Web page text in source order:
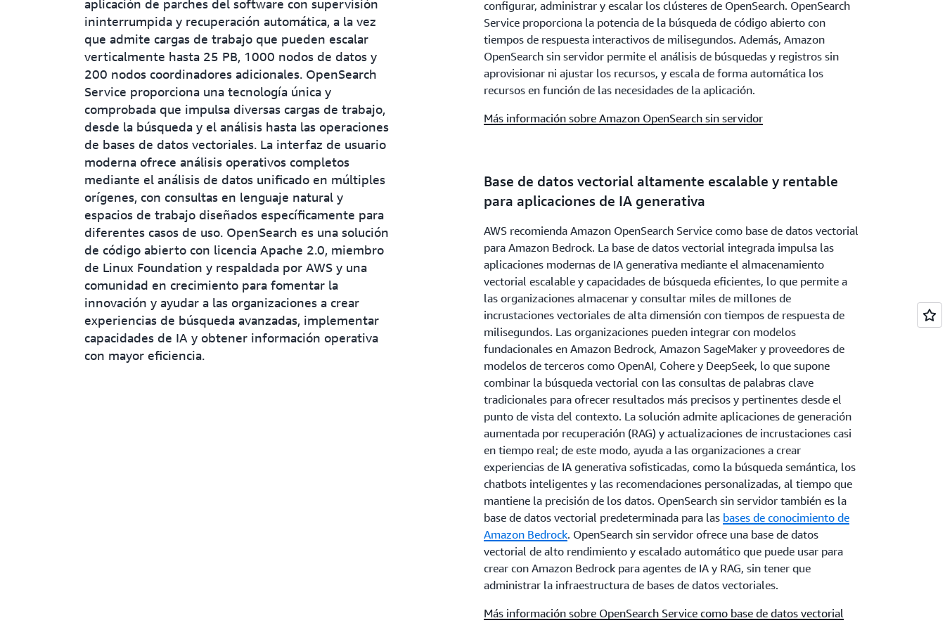
automática de recursos. Tanto los clústeres administrados como las
opciones sin servidor proporcionan una seguridad integral mediante el
cifrado, los controles de acceso de nivel de índice y las
implementaciones Multi-AZ para una alta disponibilidad, y los clústeres
administrados ofrecen controles de seguridad adicionales de nivel de
documento.
aplicación de parches del software con supervisión
ininterrumpida y recuperación automática, a la vez
que admite cargas de trabajo que pueden escalar
verticalmente hasta 25 PB, 1000 nodos de datos y
200 nodos coordinadores adicionales. OpenSearch
Service proporciona una tecnología única y
comprobada que impulsa diversas cargas de trabajo,
desde la búsqueda y el análisis hasta las operaciones
de bases de datos vectoriales. La interfaz de usuario
moderna ofrece análisis operativos completos
mediante el análisis de datos unificado en múltiples
orígenes, con consultas en lenguaje natural y
espacios de trabajo diseñados específicamente para
diferentes casos de uso. OpenSearch es una solución
de código abierto con licencia Apache 2.0, miembro
de Linux Foundation y respaldada por AWS y una
comunidad en crecimiento para fomentar la
innovación y ayudar a las organizaciones a crear
experiencias de búsqueda avanzadas, implementar
capacidades de IA y obtener información operativa
con mayor eficiencia.
configurar, administrar y escalar los clústeres de OpenSearch. OpenSearch
Service proporciona la potencia de la búsqueda de código abierto con
tiempos de respuesta interactivos de milisegundos. Además, Amazon
OpenSearch sin servidor permite el análisis de búsquedas y registros sin
aprovisionar ni ajustar los recursos, y escala de forma automática los
recursos en función de las necesidades de la aplicación.
Más información sobre Amazon OpenSearch sin servidor
Base de datos vectorial altamente escalable y rentable
para aplicaciones de IA generativa
AWS recomienda Amazon OpenSearch Service como base de datos vectorial
para Amazon Bedrock. La base de datos vectorial integrada impulsa las
aplicaciones modernas de IA generativa mediante el almacenamiento
vectorial escalable y capacidades de búsqueda eficientes, lo que permite a
las organizaciones almacenar y consultar miles de millones de
incrustaciones vectoriales de alta dimensión con tiempos de respuesta de
milisegundos. Las organizaciones pueden integrar con modelos
fundacionales en Amazon Bedrock, Amazon SageMaker y proveedores de
modelos de terceros como OpenAI, Cohere y DeepSeek, lo que supone
combinar la búsqueda vectorial con las consultas de palabras clave
tradicionales para ofrecer resultados más precisos y pertinentes desde el
punto de vista del contexto. La solución admite aplicaciones de generación
aumentada por recuperación (RAG) y actualizaciones de incrustaciones casi
en tiempo real; de este modo, ayuda a las organizaciones a crear
experiencias de IA generativa sofisticadas, como la búsqueda semántica, los
chatbots inteligentes y las recomendaciones personalizadas, al tiempo que
mantiene la precisión de los datos. OpenSearch sin servidor también es la
base de datos vectorial predeterminada para las bases de conocimiento de
Amazon Bedrock. OpenSearch sin servidor ofrece una base de datos
vectorial de alto rendimiento y escalado automático que puede usar para
crear con Amazon Bedrock para agentes de IA y RAG, sin tener que
administrar la infraestructura de bases de datos vectoriales.
Más información sobre OpenSearch Service como base de datos vectorial